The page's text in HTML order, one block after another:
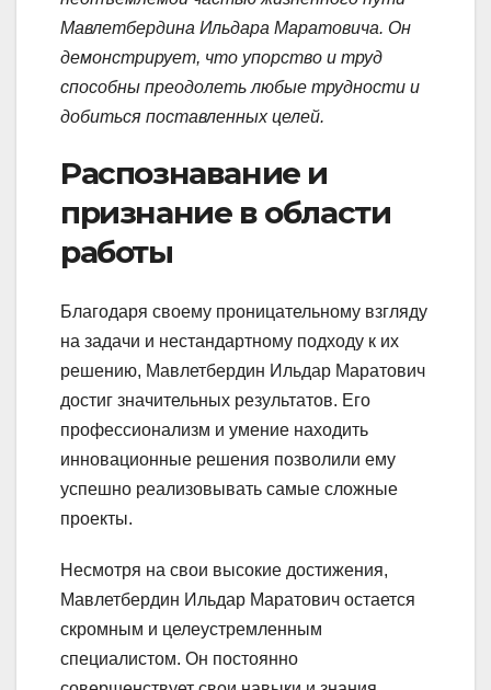
Мавлетбердина Ильдара Маратовича. Он
демонстрирует, что упорство и труд
способны преодолеть любые трудности и
добиться поставленных целей.
Распознавание и
признание в области
работы
Благодаря своему проницательному взгляду
на задачи и нестандартному подходу к их
решению, Мавлетбердин Ильдар Маратович
достиг значительных результатов. Его
профессионализм и умение находить
инновационные решения позволили ему
успешно реализовывать самые сложные
проекты.
Несмотря на свои высокие достижения,
Мавлетбердин Ильдар Маратович остается
скромным и целеустремленным
специалистом. Он постоянно